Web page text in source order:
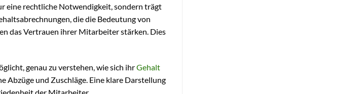
eine rechtliche Notwendigkeit, sondern trägt
die die Bedeutung von
das Vertrauen ihrer Mitarbeiter stärken. Dies
genau zu verstehen, wie sich ihrGehalt
Abzüge und Zuschläge. Eine klare Darstellung
der Mitarbeiter.